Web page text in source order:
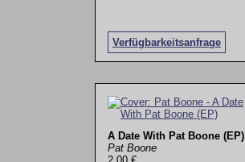
Verfügbarkeitsanfrage
A Date With Pat Boone (EP)
Pat Boone